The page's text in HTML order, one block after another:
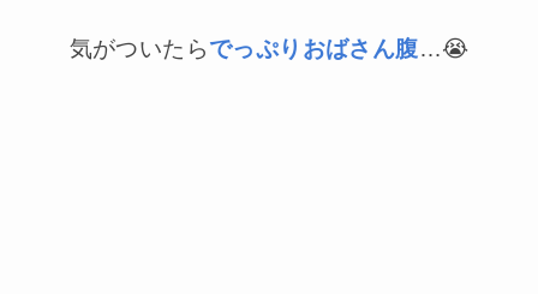
気がついたらでっぷりおばさん腹…😭